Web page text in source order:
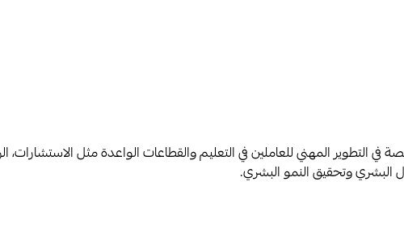
المهني للعاملين في التعليم والقطاعات الواعدة مثل الاستشارات،
البشري وتحقيق النمو البشري.